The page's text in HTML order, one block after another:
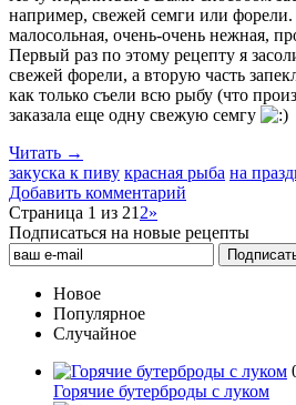
например, свежей семги или форели.
малосольная, очень-очень нежная,
Первый раз по этому рецепту я
свежей форели, а вторую часть
как только съели всю рыбу (что
заказала еще одну свежую семгу
Читать →
закуска к пиву красная рыба на
Добавить комментарий
Страница 1 из 21 2»
Подписаться на новые рецепты
Новое
Популярное
Случайное
Горячие бутерброды с луком